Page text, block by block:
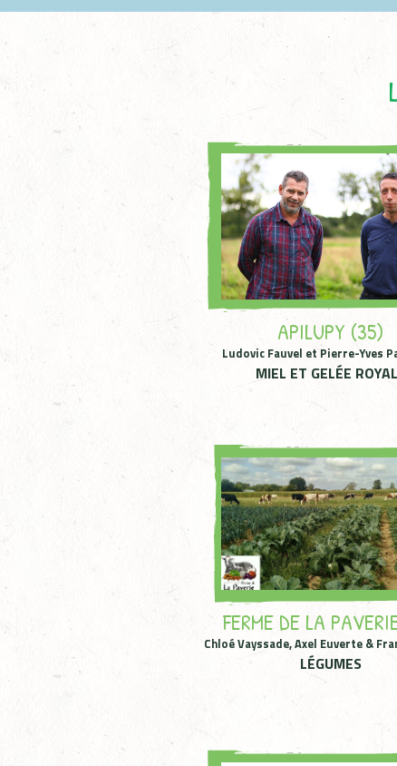
APILUPY (35)
Ludovic Fauvel et Pierre-Yves
MIEL ET GELÉE
FERME DE LA
Chloé Vayssade, Axel Euverte &
LÉGUMES